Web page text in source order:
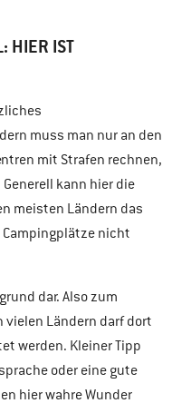
HIER IST
muss man nur an den
mit Strafen rechnen,
kann hier die
meisten Ländern das
nicht
dar. Also zum
vielen Ländern darf dort
werden. Kleiner Tipp
oder eine gute
hier wahre Wunder